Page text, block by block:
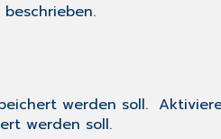
beschrieben.
werden soll.
werden soll.